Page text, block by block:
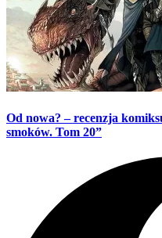
Od nowa? – recenzja
smoków. Tom 20”